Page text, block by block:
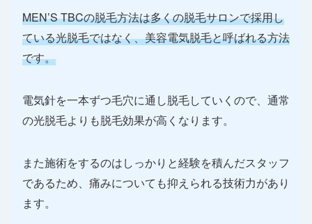
MEN’S TBCの脱毛方法は多くの脱毛サロンで採用し
ている光脱毛ではなく、美容電気脱毛と呼ばれる方法
です。
電気針を一本ずつ毛穴に通し脱毛していくので、通常
の光脱毛よりも脱毛効果が高くなります。
また施術をするのはしっかりと経験を積んだスタッフ
であるため、痛みについても抑えられる技術力があり
ます。